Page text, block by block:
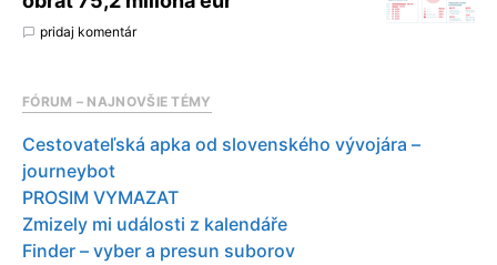
pridaj komentár
FÓRUM – NAJNOVŠIE TÉMY
Cestovateľská apka od slovenského vývojára –
journeybot
PROSIM VYMAZAT
Zmizely mi události z kalendáře
Finder – vyber a presun suborov